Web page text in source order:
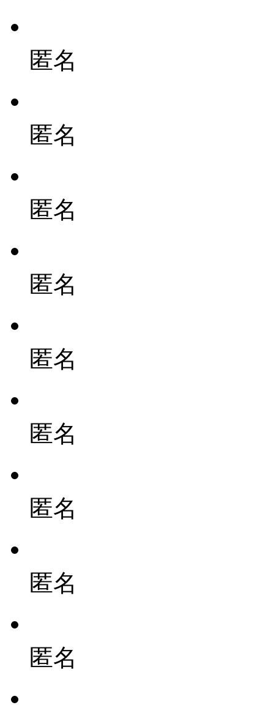
匿名
匿名
匿名
匿名
匿名
匿名
匿名
匿名
匿名